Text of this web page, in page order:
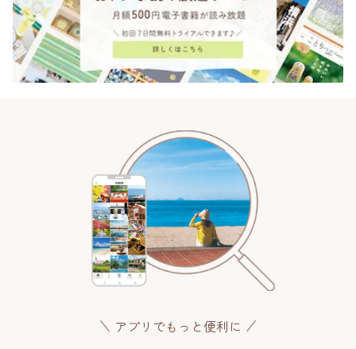
アプリでもっと便利に